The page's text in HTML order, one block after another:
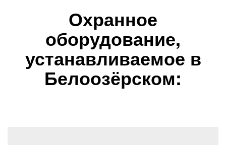
Охранное
оборудование,
устанавливаемое в
Белоозёрском: